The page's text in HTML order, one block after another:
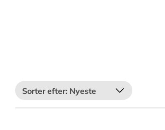
Nyeste